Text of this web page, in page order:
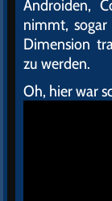
Androiden,
nimmt,
Dimension
zu werden.
Oh, hier war